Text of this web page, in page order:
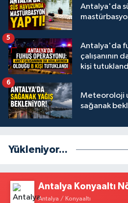
Antalya'da
Antalya'da
çalışanının
kişi
5
Meteoroloji
sağanak
6
Yükleniyor...
Antalya Konyaaltı
Antalya / Konyaaltı